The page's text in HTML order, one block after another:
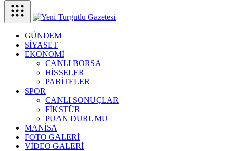
GÜNDEM
SİYASET
EKONOMİ
CANLI BORSA
HİSSELER
PARİTELER
SPOR
CANLI SONUÇLAR
FİKSTÜR
PUAN DURUMU
MANİSA
FOTO GALERİ
VİDEO GALERİ